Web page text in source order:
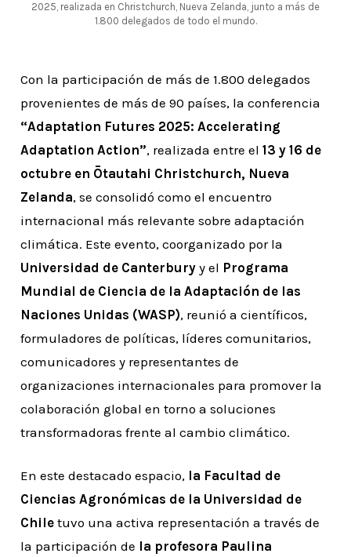
2025, realizada en Christchurch, Nueva Zelanda, junto a más de
1.800 delegados de todo el mundo.
Con la participación de más de 1.800 delegados
provenientes de más de 90 países, la conferencia
“Adaptation Futures 2025: Accelerating
Adaptation Action”, realizada entre el13 y 16 de
octubre en Ōtautahi Christchurch, Nueva
Zelanda, se consolidó como el encuentro
internacional más relevante sobre adaptación
climática. Este evento, coorganizado por la
Universidad de Canterbury y el Programa
Mundial de Ciencia de la Adaptación de las
Naciones Unidas (WASP), reunió a científicos,
formuladores de políticas, líderes comunitarios,
comunicadores y representantes de
organizaciones internacionales para promover la
colaboración global en torno a soluciones
transformadoras frente al cambio climático.
En este destacado espacio, la Facultad de
Ciencias Agronómicas de la Universidad de
Chile tuvo una activa representación a través de
la participación de la profesora Paulina